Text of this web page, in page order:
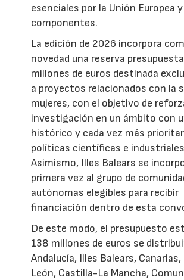
esenciales por la Unión Europea
componentes.
La edición de 2026 incorpora
novedad una reserva
millones de euros destinada
a proyectos relacionados con la
mujeres, con el objetivo de
investigación en un ámbito con
histórico y cada vez más
políticas científicas e
Asimismo, Illes Balears se
primera vez al grupo de
autónomas elegibles para recibir
financiación dentro de esta
De este modo, el presupuesto
138 millones de euros se
Andalucía, Illes Balears,
León, Castilla-La Mancha,